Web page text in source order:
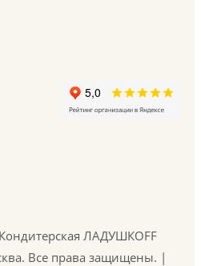
ЛАДУШКOFF
Все права защищены. |